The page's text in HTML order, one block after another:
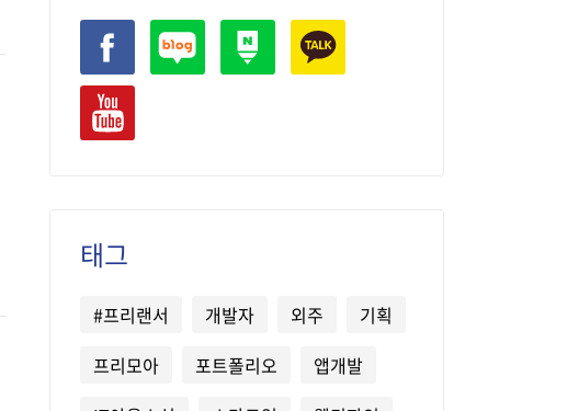
태그
#프리랜서 개발자 외주
기획
프리모아
포트폴리오
앱개발